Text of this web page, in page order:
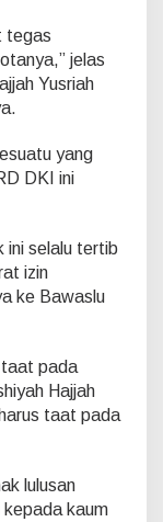
tegas
jelas
Yusriah
yang
DKI ini
ini selalu tertib
izin
ke Bawaslu
taat pada
Hajjah
taat pada
lulusan
kepada kaum